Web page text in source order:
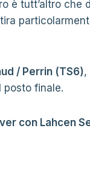
è tutt’altro che
/ Perrin (TS6),
posto finale.
con Lahcen